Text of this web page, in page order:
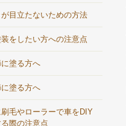
目立たないための方法
をしたい方への注意点
塗る方へ
塗る方へ
毛やローラーで車をDIY
際の注意点